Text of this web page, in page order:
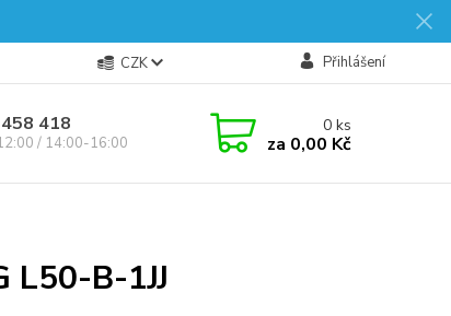
CZK Přihlášení
418
/ 14:00-16:00
0ks
za 0,00 Kč
L50-B-1JJ